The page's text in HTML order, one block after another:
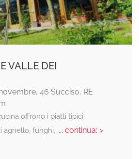
VALLE DEI
46 Succiso, RE
offrono i piatti tipici
agnello, funghi, ... continua: >